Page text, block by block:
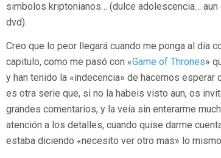
simbolos kriptonianos… (dulce adolescencia…
dvd).
Creo que lo peor llegará cuando me ponga al día
capitulo, como me pasó con «Game of Thrones»
y han tenido la «indecencia» de hacernos
es otra serie que, si no la habeis visto aun, os
grandes comentarios, y la veía sin enterarme
atención a los detalles, cuando quise darme
estaba diciendo «necesito ver otro mas» lo